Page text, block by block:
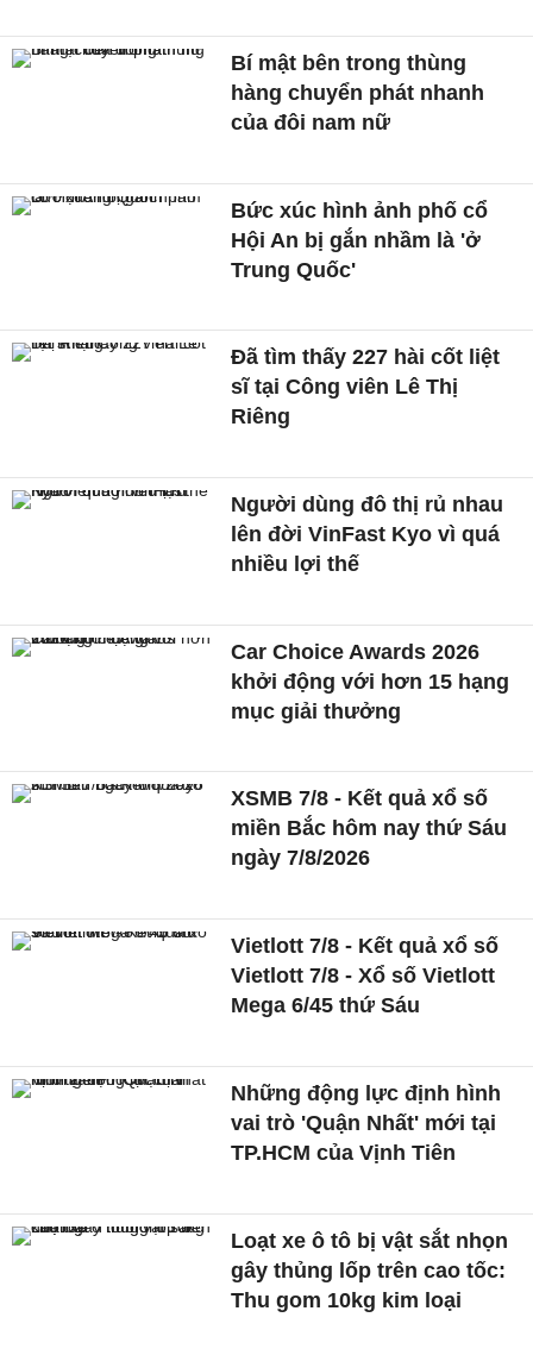
Bí mật bên trong thùng
hàng chuyển phát nhanh
của đôi nam nữ
Bức xúc hình ảnh phố cổ
Hội An bị gắn nhầm là 'ở
Trung Quốc'
Đã tìm thấy 227 hài cốt liệt
sĩ tại Công viên Lê Thị
Riêng
Người dùng đô thị rủ nhau
lên đời VinFast Kyo vì quá
nhiều lợi thế
Car Choice Awards 2026
khởi động với hơn 15 hạng
mục giải thưởng
XSMB 7/8 - Kết quả xổ số
miền Bắc hôm nay thứ Sáu
ngày 7/8/2026
Vietlott 7/8 - Kết quả xổ số
Vietlott 7/8 - Xổ số Vietlott
Mega 6/45 thứ Sáu
Những động lực định hình
vai trò 'Quận Nhất' mới tại
TP.HCM của Vịnh Tiên
Loạt xe ô tô bị vật sắt nhọn
gây thủng lốp trên cao tốc:
Thu gom 10kg kim loại